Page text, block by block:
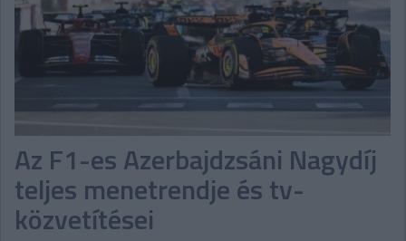
Az F1-es Azerbajdzsáni Nagydíj
teljes menetrendje és tv-
közvetítései